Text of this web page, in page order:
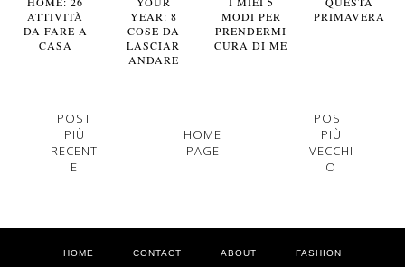
ATTIVITÀ
DA FARE A
CASA
YEAR: 8
COSE DA
LASCIAR
ANDARE
MODI PER
PRENDERMI
CURA DI ME
PRIMAVERA
POST
PIÙ
RECENT
E
HOME
PAGE
POST
PIÙ
VECCHI
O
HOME CONTACT ABOUT FASHION